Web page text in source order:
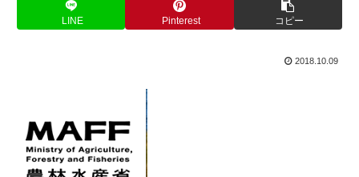
LINE Pinterest コピー
2018.10.09